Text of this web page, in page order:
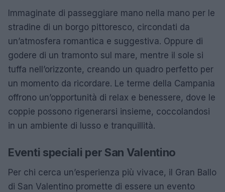
Immaginate di passeggiare mano nella mano per le
stradine di un borgo pittoresco, circondati da
un’atmosfera romantica e suggestiva. Oppure di
godere di un tramonto sul mare, mentre il sole si
tuffa nell’orizzonte, creando un quadro perfetto per
un momento da ricordare. Le terme della Campania
offrono un’opportunità di relax e benessere, dove le
coppie possono rigenerarsi insieme, coccolandosi
in un ambiente di lusso e tranquillità.
Eventi speciali per San Valentino
Per chi cerca un’esperienza più vivace, il Gran Ballo
di San Valentino promette di essere un evento